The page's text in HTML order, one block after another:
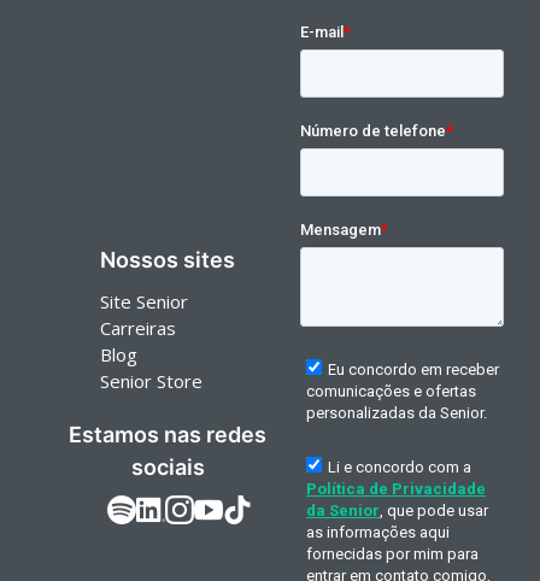
Nossos sites
Site Senior
Carreiras
Blog
Senior Store
Estamos nas redes
sociais